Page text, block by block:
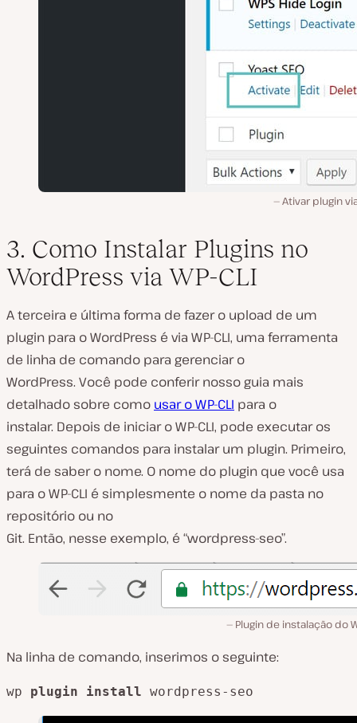
Ativar plugin via
3. Como Instalar Plugins no
WordPress via WP-CLI
A terceira e última forma de fazer o upload de um
plugin para o WordPress é via WP-CLI, uma ferramenta
de linha de comando para gerenciar o
WordPress. Você pode conferir nosso guia mais
detalhado sobre como usar o WP-CLI para o
instalar. Depois de iniciar o WP-CLI, pode executar os
seguintes comandos para instalar um plugin. Primeiro,
terá de saber o nome. O nome do plugin que você usa
para o WP-CLI é simplesmente o nome da pasta no
repositório ou no
Git. Então, nesse exemplo, é “wordpress-seo”.
Plugin de instalação do
Na linha de comando, inserimos o seguinte:
wp plugin install wordpress-seo